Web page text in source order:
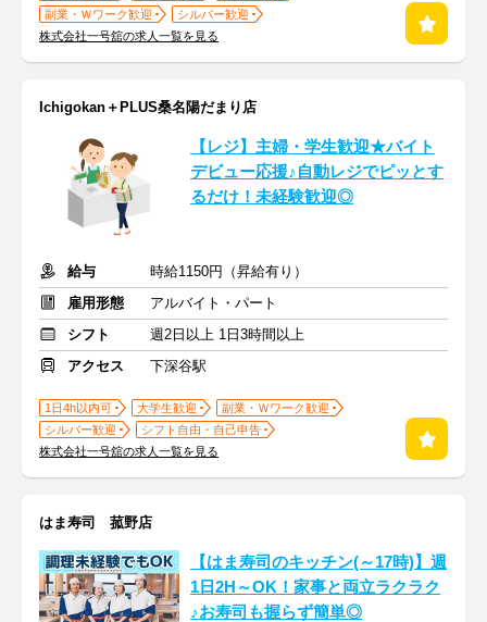
副業・Ｗワーク歓迎
シルバー歓迎
株式会社一号舘の求人一覧を見る
Ichigokan＋PLUS桑名陽だまり店
【レジ】主婦・学生歓迎★バイト
デビュー応援♪自動レジでピッとす
るだけ！未経験歓迎◎
給与
時給1150円（昇給有り）
雇用形態
アルバイト・パート
シフト
週2日以上 1日3時間以上
アクセス
下深谷駅
1日4h以内可 大学生歓迎
副業・Ｗワーク歓迎
シルバー歓迎
シフト自由・自己申告
株式会社一号舘の求人一覧を見る
はま寿司 菰野店
【はま寿司のキッチン(～17時)】週
1日2H～OK！家事と両立ラクラク
♪お寿司も握らず簡単◎